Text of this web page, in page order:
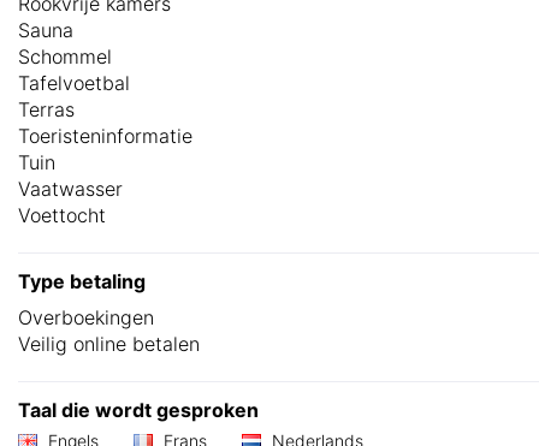
Sauna
Schommel
Tafelvoetbal
Terras
Toeristeninformatie
Tuin
Vaatwasser
Voettocht
Type betaling
Overboekingen
Veilig online betalen
Taal die wordt gesproken
Engels Frans Nederlands